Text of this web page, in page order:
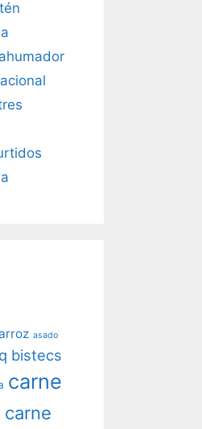
asado
bistecs
carne
carne